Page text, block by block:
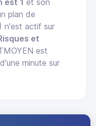
plan de
n'est actif sur
et
est
minute sur